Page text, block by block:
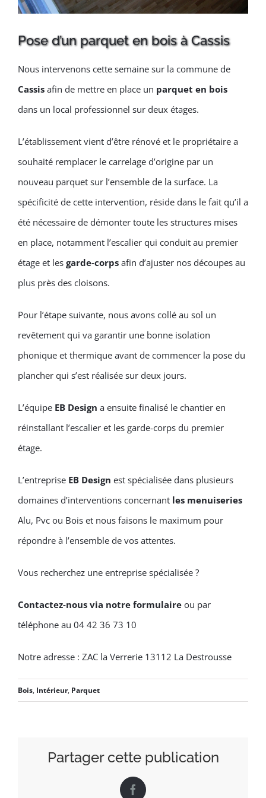
Pose d’un parquet en bois à Cassis
Nous intervenons cette semaine sur la commune de
Cassis afin de mettre en place un parquet en bois
dans un local professionnel sur deux étages.
L’établissement vient d’être rénové et le propriétaire a
souhaité remplacer le carrelage d’origine par un
nouveau parquet sur l’ensemble de la surface. La
spécificité de cette intervention, réside dans le fait qu’il a
été nécessaire de démonter toute les structures mises
en place, notamment l’escalier qui conduit au premier
étage et les garde-corps afin d’ajuster nos découpes au
plus près des cloisons.
Pour l’étape suivante, nous avons collé au sol un
revêtement qui va garantir une bonne isolation
phonique et thermique avant de commencer la pose du
plancher qui s’est réalisée sur deux jours.
L’équipe EB Design a ensuite finalisé le chantier en
réinstallant l’escalier et les garde-corps du premier
étage.
L’entreprise EB Design est spécialisée dans plusieurs
domaines d’interventions concernant les menuiseries
Alu, Pvc ou Bois et nous faisons le maximum pour
répondre à l’ensemble de vos attentes.
Vous recherchez une entreprise spécialisée ?
Contactez-nous via notre formulaire ou par
téléphone au 04 42 36 73 10
Notre adresse : ZAC la Verrerie 13112 La Destrousse
Bois, Intérieur, Parquet
Partager cette publication
Facebook